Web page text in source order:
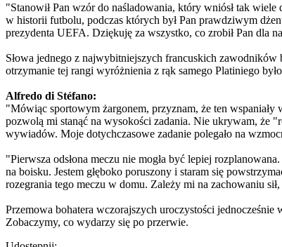
"Stanowił Pan wzór do naśladowania, który wniósł tak
w historii futbolu, podczas których był Pan prawdziwym
prezydenta UEFA. Dziękuję za wszystko, co zrobił Pan dla
Słowa jednego z najwybitniejszych francuskich
otrzymanie tej rangi wyróżnienia z rąk samego Platiniego
Alfredo di Stéfano:
"Mówiąc sportowym żargonem, przyznam, że ten
pozwolą mi stanąć na wysokości zadania. Nie ukrywam, że
wywiadów. Moje dotychczasowe zadanie polegało na
"Pierwsza odsłona meczu nie mogła być lepiej
na boisku. Jestem głęboko poruszony i staram się
rozegrania tego meczu w domu. Zależy mi na zachowaniu
Przemowa bohatera wczorajszych uroczystości jednocześnie
Zobaczymy, co wydarzy się po przerwie.